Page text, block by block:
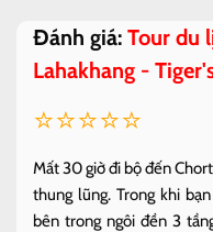
Đánh giá: Tour du
Lahakhang -
⭐⭐⭐⭐⭐
Mất 30 giờ đi bộ đến
thung lũng. Trong khi
bên trong ngôi đền 3